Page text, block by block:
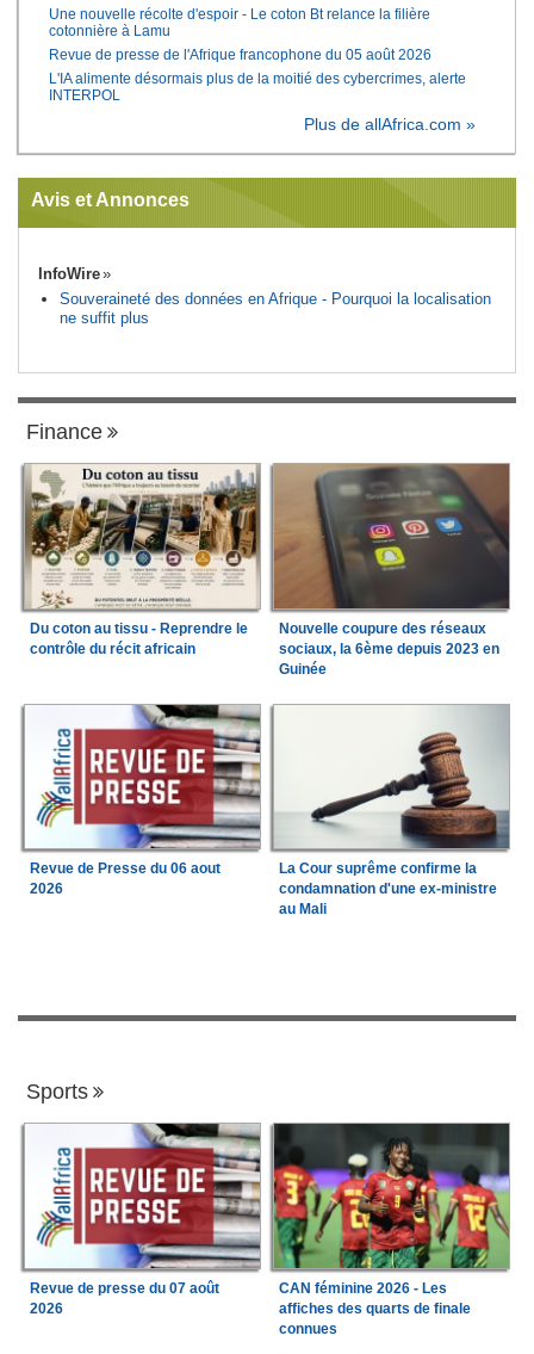
Une nouvelle récolte d'espoir - Le coton Bt relance la filière
cotonnière à Lamu
Revue de presse de l'Afrique francophone du 05 août 2026
L'IA alimente désormais plus de la moitié des cybercrimes, alerte
INTERPOL
Plus de allAfrica.com »
Avis et Annonces
InfoWire
Souveraineté des données en Afrique - Pourquoi la localisation
ne suffit plus
Finance
Du coton au tissu - Reprendre le
contrôle du récit africain
Nouvelle coupure des réseaux
sociaux, la 6ème depuis 2023 en
Guinée
Revue de Presse du 06 aout
2026
La Cour suprême confirme la
condamnation d'une ex-ministre
au Mali
Sports
Revue de presse du 07 août
2026
CAN féminine 2026 - Les
affiches des quarts de finale
connues